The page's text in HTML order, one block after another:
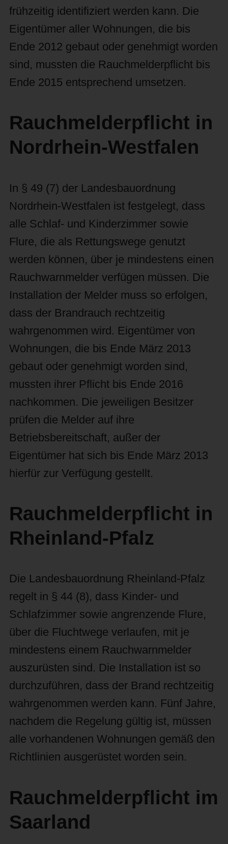
frühzeitig identifiziert werden kann. Die
Eigentümer aller Wohnungen, die bis
Ende 2012 gebaut oder genehmigt worden
sind, mussten die Rauchmelderpflicht bis
Ende 2015 entsprechend umsetzen.
Rauchmelderpflicht in
Nordrhein-Westfalen
In § 49 (7) der Landesbauordnung
Nordrhein-Westfalen ist festgelegt, dass
alle Schlaf- und Kinderzimmer sowie
Flure, die als Rettungswege genutzt
werden können, über je mindestens einen
Rauchwarnmelder verfügen müssen. Die
Installation der Melder muss so erfolgen,
dass der Brandrauch rechtzeitig
wahrgenommen wird. Eigentümer von
Wohnungen, die bis Ende März 2013
gebaut oder genehmigt worden sind,
mussten ihrer Pflicht bis Ende 2016
nachkommen. Die jeweiligen Besitzer
prüfen die Melder auf ihre
Betriebsbereitschaft, außer der
Eigentümer hat sich bis Ende März 2013
hierfür zur Verfügung gestellt.
Rauchmelderpflicht in
Rheinland-Pfalz
Die Landesbauordnung Rheinland-Pfalz
regelt in § 44 (8), dass Kinder- und
Schlafzimmer sowie angrenzende Flure,
über die Fluchtwege verlaufen, mit je
mindestens einem Rauchwarnmelder
auszurüsten sind. Die Installation ist so
durchzuführen, dass der Brand rechtzeitig
wahrgenommen werden kann. Fünf Jahre,
nachdem die Regelung gültig ist, müssen
alle vorhandenen Wohnungen gemäß den
Richtlinien ausgerüstet worden sein.
Rauchmelderpflicht im
Saarland